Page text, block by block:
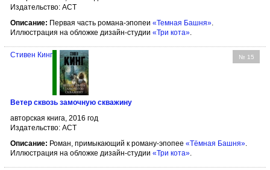
Издательство: АСТ
Описание: Первая часть романа-эпопеи «Темная Башня».
Иллюстрация на обложке дизайн-студии «Три кота».
№ 15
Стивен Кинг
Ветер сквозь замочную скважину
авторская книга, 2016 год
Издательство: АСТ
Описание: Роман, примыкающий к роману-эпопее «Тёмная Башня».
Иллюстрация на обложке дизайн-студии «Три кота».